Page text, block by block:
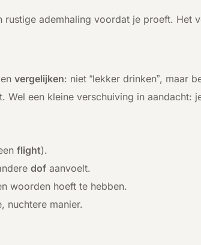
ademhaling voordat je proeft. Het
vergelijken: niet “lekker drinken”, maar
een kleine verschuiving in
flight).
dof aanvoelt.
woorden hoeft te hebben.
nuchtere manier.